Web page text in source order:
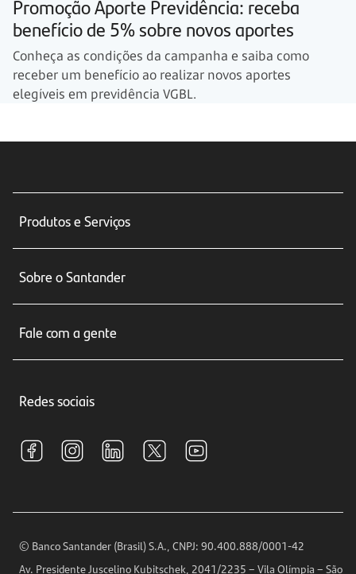
Promoção Aporte Previdência: receba
benefício de 5% sobre novos aportes
Conheça as condições da campanha e saiba como
receber um benefício ao realizar novos aportes
elegíveis em previdência VGBL.
Produtos e Serviços
Seguros
Crédito e Financiamentos
Investimentos
Sobre o Santander
Relações com Investidores
Fale com a gente
Central de Renegociação
S.A.C
Encontre nossas agências
Horários de Atendimento
Redes sociais
© Banco Santander (Brasil) S.A., CNPJ: 90.400.888/0001-42
Av. Presidente Juscelino Kubitschek, 2041/2235 – Vila Olímpia – São